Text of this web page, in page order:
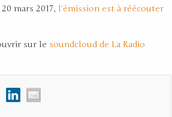
mars 2017, l’émission est à réécouter
sur le soundcloud de La Radio